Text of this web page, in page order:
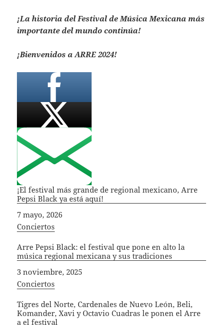
¡La historia del Festival de Música Mexicana más
importante del mundo continúa!
¡Bienvenidos a ARRE 2024!
¡El festival más grande de regional mexicano, Arre
Pepsi Black ya está aquí!
Fecha
7 mayo, 2026
In relation to
Conciertos
Arre Pepsi Black: el festival que pone en alto la
música regional mexicana y sus tradiciones
Fecha
3 noviembre, 2025
In relation to
Conciertos
Tigres del Norte, Cardenales de Nuevo León, Beli,
Komander, Xavi y Octavio Cuadras le ponen el Arre
a el festival